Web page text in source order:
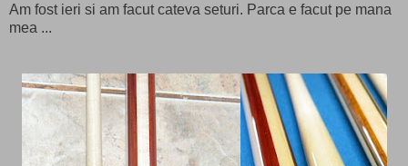
Am fost ieri si am facut cateva seturi. Parca e facut pe mana
mea ...